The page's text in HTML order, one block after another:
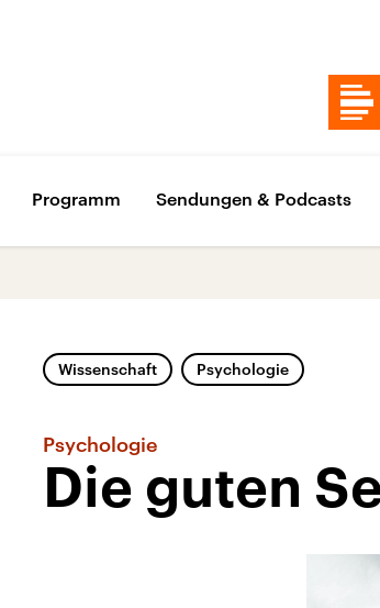
Programm Sendungen & Podcasts
Wissenschaft Psychologie
Psychologie
Die guten